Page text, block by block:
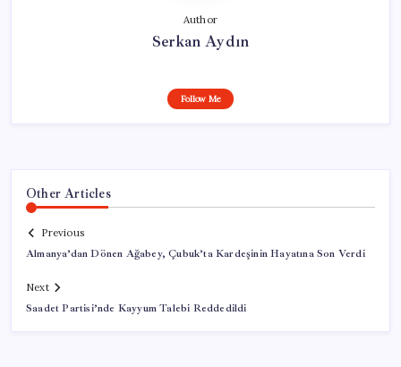
Author
Serkan Aydın
Follow Me
Other Articles
Previous
Almanya’dan Dönen Ağabey, Çubuk’ta Kardeşinin Hayatına Son Verdi
Next
Saadet Partisi’nde Kayyum Talebi Reddedildi